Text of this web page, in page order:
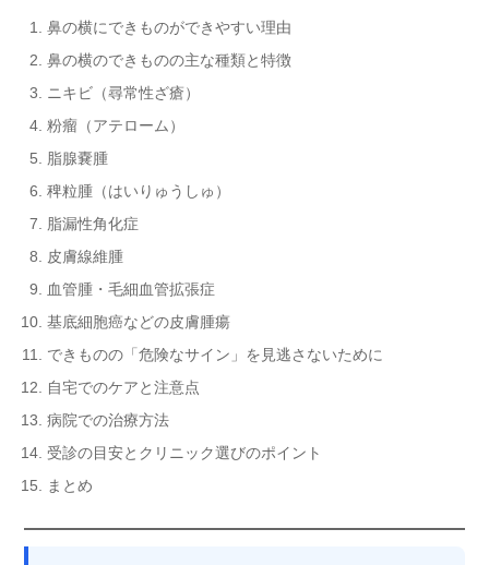
鼻の横にできものができやすい理由
鼻の横のできものの主な種類と特徴
ニキビ（尋常性ざ瘡）
粉瘤（アテローム）
脂腺嚢腫
稗粒腫（はいりゅうしゅ）
脂漏性角化症
皮膚線維腫
血管腫・毛細血管拡張症
基底細胞癌などの皮膚腫瘍
できものの「危険なサイン」を見逃さないために
自宅でのケアと注意点
病院での治療方法
受診の目安とクリニック選びのポイント
まとめ